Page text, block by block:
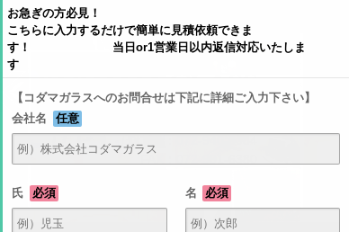
〒581-0054 大阪府八尾市南亀井町4-1-2
お急ぎの方必見！
こちらに入力するだけで簡単に見積依頼できま
す！ 当日or1営業日以内返信対応いたしま
す
【コダマガラスへのお問合せは下記に詳細ご入力下さい】
会社名
任意
氏 必須 名 必須